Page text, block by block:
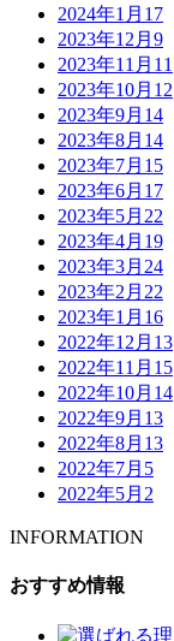
2024年1月 17
2023年12月 9
2023年11月 11
2023年10月 12
2023年9月 14
2023年8月 14
2023年7月 15
2023年6月 17
2023年5月 22
2023年4月 19
2023年3月 24
2023年2月 22
2023年1月 16
2022年12月 13
2022年11月 15
2022年10月 14
2022年9月 13
2022年8月 13
2022年7月 5
2022年5月 2
INFORMATION
おすすめ情報